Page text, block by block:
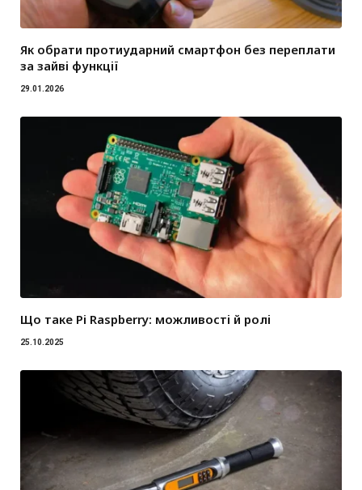
Як обрати протиударний смартфон без переплати
за зайві функції
29.01.2026
Що таке Pi Raspberry: можливості й ролі
25.10.2025